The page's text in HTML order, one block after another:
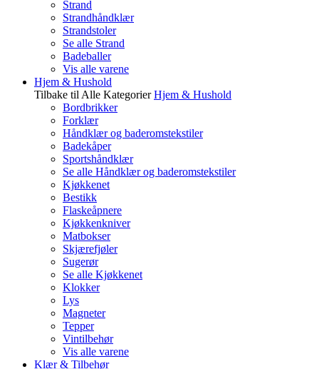
Strand
Strandhåndklær
Strandstoler
Se alle Strand
Badeballer
Vis alle varene
Hjem & Hushold
Tilbake til Alle Kategorier Hjem & Hushold
Bordbrikker
Forklær
Håndklær og baderomstekstiler
Badekåper
Sportshåndklær
Se alle Håndklær og baderomstekstiler
Kjøkkenet
Bestikk
Flaskeåpnere
Kjøkkenkniver
Matbokser
Skjærefjøler
Sugerør
Se alle Kjøkkenet
Klokker
Lys
Magneter
Tepper
Vintilbehør
Vis alle varene
Klær & Tilbehør